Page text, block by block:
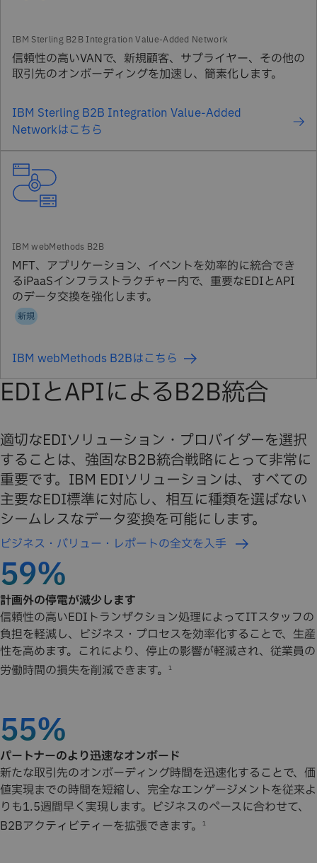
信頼性の高いVANで、新規顧客、サプライヤー、その他の
取引先のオンボーディングを加速し、簡素化します。
IBM Sterling B2B Integration Value-Added
Networkはこちら
MFT、アプリケーション、イベントを効率的に統合でき
るiPaaSインフラストラクチャー内で、重要なEDIとAPI
のデータ交換を強化します。
新規
IBM webMethods B2Bはこちら
EDIとAPIによるB2B統合
適切なEDIソリューション・プロバイダーを選択
することは、強固なB2B統合戦略にとって非常に
重要です。IBM EDIソリューションは、すべての
主要なEDI標準に対応し、相互に種類を選ばない
シームレスなデータ変換を可能にします。
ビジネス・バリュー・レポートの全文を入手
59%
計画外の停電が減少します
信頼性の高いEDIトランザクション処理によってITスタッフの
負担を軽減し、ビジネス・プロセスを効率化することで、生産
性を高めます。これにより、停止の影響が軽減され、従業員の
労働時間の損失を削減できます。
1
55%
パートナーのより迅速なオンボード
新たな取引先のオンボーディング時間を迅速化することで、価
値実現までの時間を短縮し、完全なエンゲージメントを従来よ
りも1.5週間早く実現します。ビジネスのペースに合わせて、
B2Bアクティビティーを拡張できます。
1